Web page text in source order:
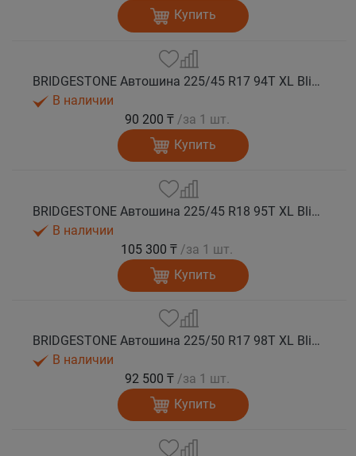
Купить
BRIDGESTONE Автошина 225/45 R17 94T XL Blizzak SPIKE 3 шип.
В наличии
90 200 ₸ /за 1 шт.
Купить
BRIDGESTONE Автошина 225/45 R18 95T XL Blizzak SPIKE 3 шип.
В наличии
105 300 ₸ /за 1 шт.
Купить
BRIDGESTONE Автошина 225/50 R17 98T XL Blizzak SPIKE 3 шип.
В наличии
92 500 ₸ /за 1 шт.
Купить